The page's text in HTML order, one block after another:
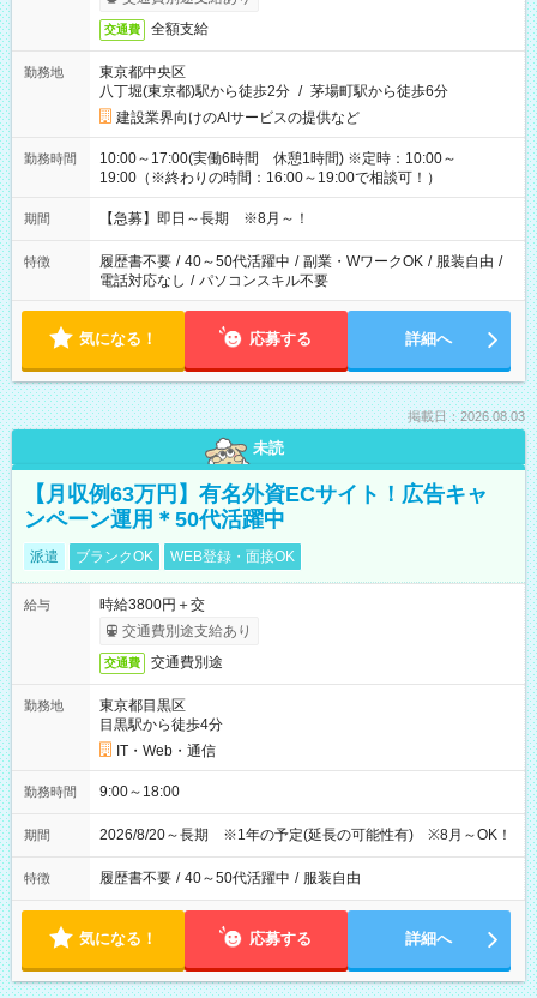
交通費 全額支給
勤務地
東京都中央区
八丁堀(東京都)駅から徒歩2分 / 茅場町駅から徒歩6分
建設業界向けのAIサービスの提供など
勤務時間
10:00～17:00(実働6時間 休憩1時間) ※定時：10:00～
19:00（※終わりの時間：16:00～19:00で相談可！）
期間 【急募】即日～長期 ※8月～！
特徴 履歴書不要 / 40～50代活躍中 / 副業・WワークOK / 服装自由 /
電話対応なし / パソコンスキル不要
気になる！ 応募する 詳細へ
掲載日：2026.08.03
未読
【月収例63万円】有名外資ECサイト！広告キャ
ンペーン運用＊50代活躍中
派遣 ブランクOK WEB登録・面接OK
給与
時給3800円＋交
交通費別途支給あり
交通費 交通費別途
勤務地
東京都目黒区
目黒駅から徒歩4分
IT・Web・通信
勤務時間 9:00～18:00
期間 2026/8/20～長期 ※1年の予定(延長の可能性有) ※8月～OK！
特徴 履歴書不要 / 40～50代活躍中 / 服装自由
気になる！ 応募する 詳細へ